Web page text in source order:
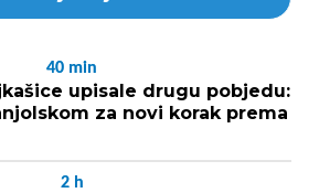
40 min
upisale drugu pobjedu:
za novi korak prema
2 h